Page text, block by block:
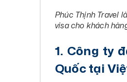
Phúc Thịnh Travel
visa cho khách
1. Công ty
Quốc tại